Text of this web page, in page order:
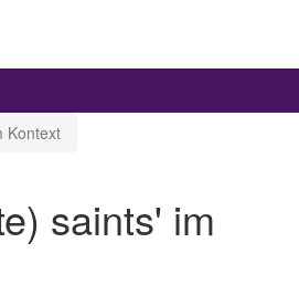
Kontext
saints' im